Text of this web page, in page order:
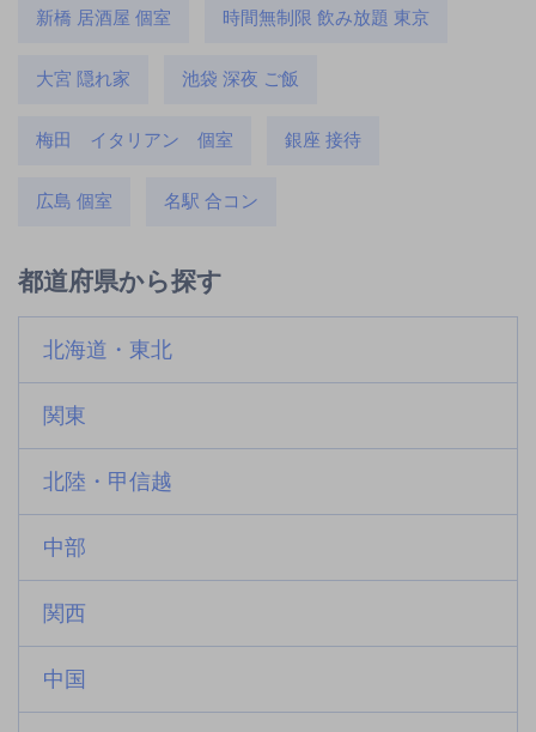
新橋 居酒屋 個室 時間無制限 飲み放題 東京
大宮 隠れ家 池袋 深夜 ご飯
梅田 イタリアン 個室 銀座 接待
広島 個室 名駅 合コン
都道府県から探す
北海道・東北
関東
北陸・甲信越
中部
関西
中国